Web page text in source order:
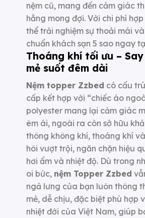
nệm cũ, mang đến cảm giác
hằng mong đợi. Với chi phí
thể trải nghiệm sự thoải mái
chuẩn khách sạn 5 sao ngay
Thoáng khí tối ưu –
mẻ suốt đêm dài
Nệm topper Zzbed có cấu
cấp kết hợp với “chiếc áo
polyester mang lại cảm giác
êm ái, ngoài ra còn sở hữu
thông không khí, thoáng khí
hôi vượt trội, ngăn chặn hiệu
hơi ẩm và nhiệt độ. Dù trong
oi bức, nệm Topper Zzbed
ngả lưng của bạn luôn thông
mẻ, dễ chịu, đặc biệt phù hợp
nhiệt đới của Việt Nam, giúp